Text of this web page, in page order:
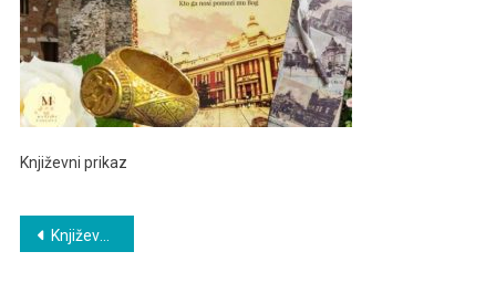
Književni prikaz
Post
Književni prikaz